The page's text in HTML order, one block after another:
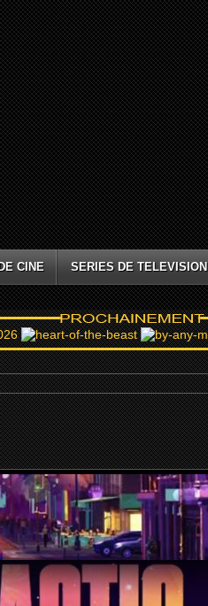
CINE SERIES DE TELEVISION